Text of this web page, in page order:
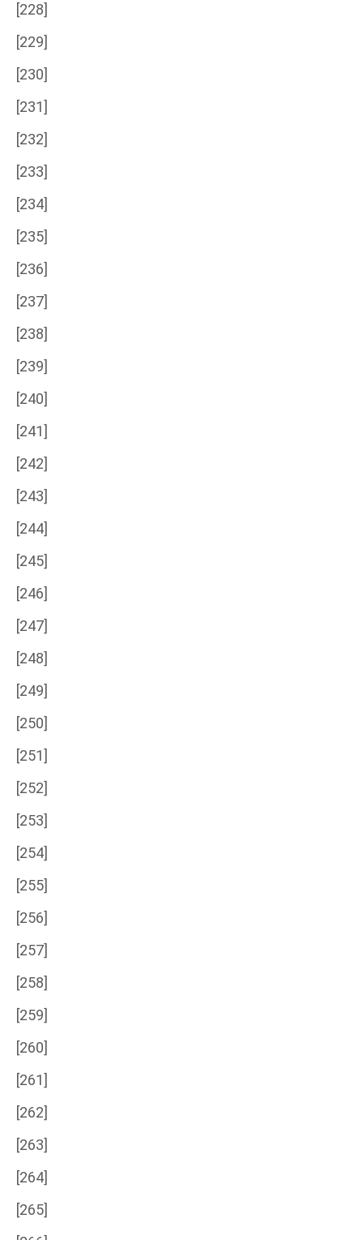
[228]
[229]
[230]
[231]
[232]
[233]
[234]
[235]
[236]
[237]
[238]
[239]
[240]
[241]
[242]
[243]
[244]
[245]
[246]
[247]
[248]
[249]
[250]
[251]
[252]
[253]
[254]
[255]
[256]
[257]
[258]
[259]
[260]
[261]
[262]
[263]
[264]
[265]